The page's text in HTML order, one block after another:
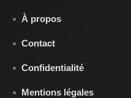
À propos
Contact
Confidentialité
Mentions légales